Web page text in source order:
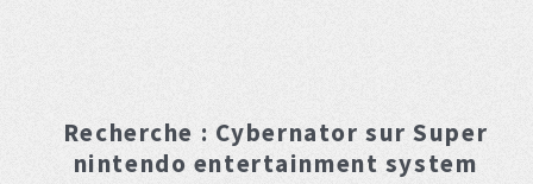
Recherche : Cybernator sur Super
nintendo entertainment system